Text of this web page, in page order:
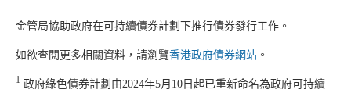
金管局協助政府在可持續債券計劃下推行債券發行工作。
如欲查閱更多相關資料，請瀏覽香港政府債券網站 。
1 政府綠色債券計劃由2024年5月10日起已​重新命名為政府可持續